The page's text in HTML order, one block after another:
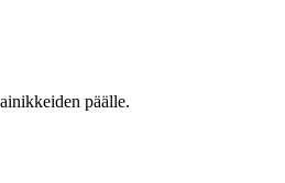
päälle.